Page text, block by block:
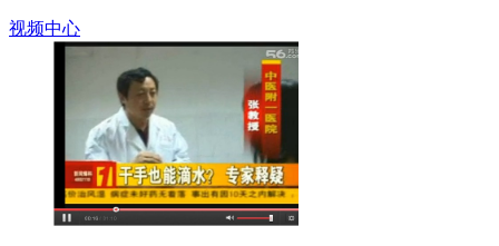
视频中心